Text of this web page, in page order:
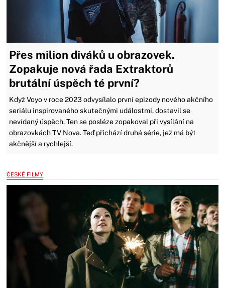
Přes milion diváků u obrazovek.
Zopakuje nová řada Extraktorů
brutální úspěch té první?
Když Voyo v roce 2023 odvysílalo první epizody nového akčního
seriálu inspirovaného skutečnými událostmi, dostavil se
nevídaný úspěch. Ten se posléze zopakoval při vysílání na
obrazovkách TV Nova. Teď přichází druhá série, jež má být
akčnější a rychlejší.
ČESKÉ FILMY